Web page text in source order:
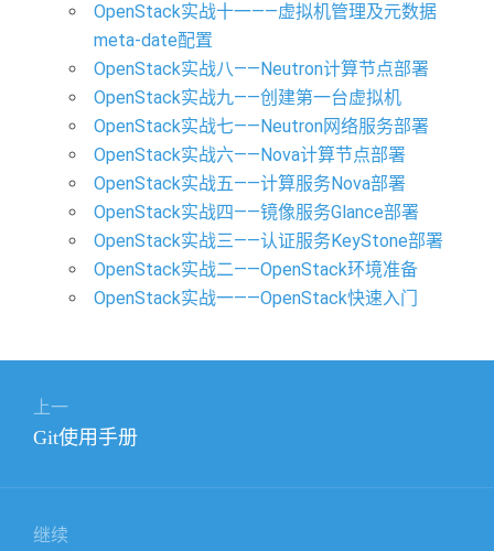
OpenStack实战十一——虚拟机管理及元数据
meta-date配置
OpenStack实战八——Neutron计算节点部署
OpenStack实战九——创建第一台虚拟机
OpenStack实战七——Neutron网络服务部署
OpenStack实战六——Nova计算节点部署
OpenStack实战五——计算服务Nova部署
OpenStack实战四——镜像服务Glance部署
OpenStack实战三——认证服务KeyStone部署
OpenStack实战二——OpenStack环境准备
OpenStack实战一——OpenStack快速入门
上一
上
章：
Git使用手册
继续